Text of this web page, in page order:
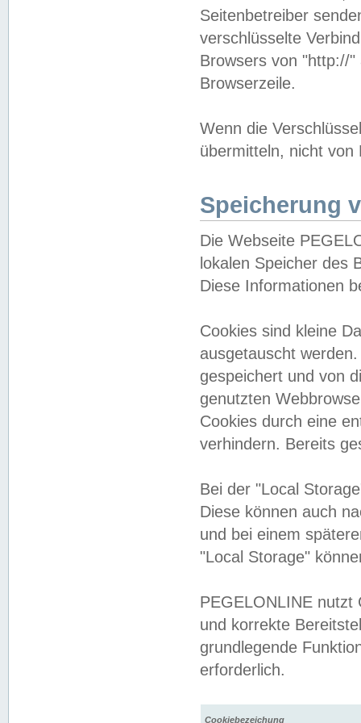
Seitenbetreiber
verschlüsselte
Browsers von "http://
Browserzeile.
Wenn die
übermitteln, nicht von
Speicherung
Die Webseite
lokalen Speicher des
Diese Informationen
Cookies sind kleine
ausgetauscht
gespeichert und von
genutzten
Cookies durch eine
verhindern. Bereits
Bei der "Local
Diese können auch
und bei einem
"Local Storage"
PEGELONLINE nutzt
und korrekte
grundlegende
erforderlich.
Cookiebezeichung